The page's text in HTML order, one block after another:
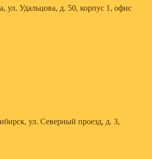
ул. Удальцова, д. 50, корпус 1, офис
ул. Северный проезд, д. 3,